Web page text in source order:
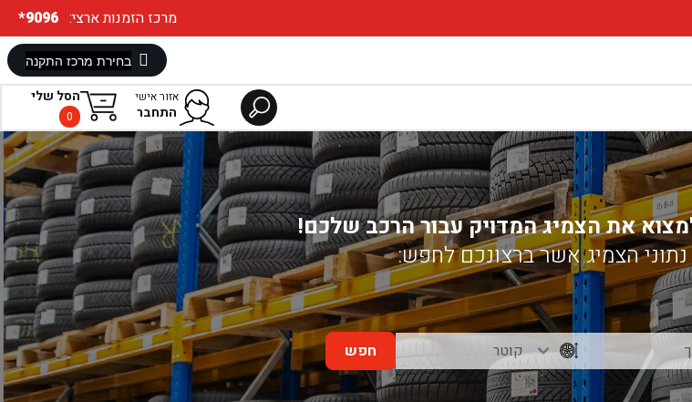
*9096 :מרכז הזמנות ארצי
הסל שלי
0
אזור אישי
התחבר
את הצמיג המדויק עבור הרכב שלכם!
הצמיג אשר ברצונכם לחפש:
חפש